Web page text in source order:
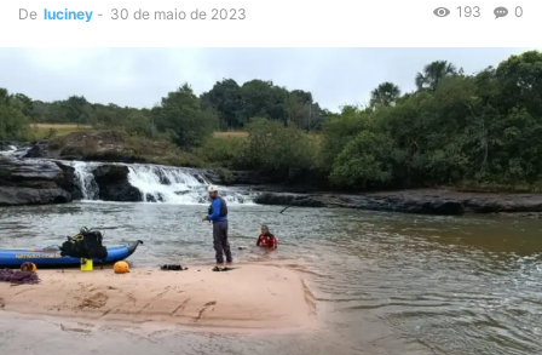
De luciney - 30 de maio de 2023 0
193